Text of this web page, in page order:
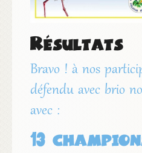
Résultats
Bravo ! à nos
défendu avec brio
avec :
13